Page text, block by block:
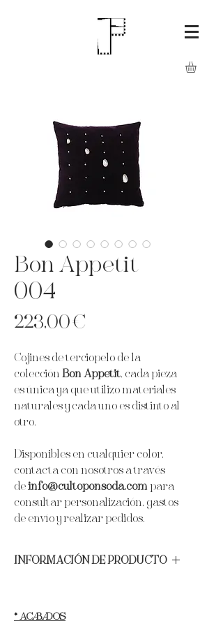
Bon Appetit
004
223,00 €
Cojines de terciopelo de la
colección Bon Appetit, cada pieza
es única ya que utilizo materiales
naturales y cada uno es distinto al
otro.
Disponibles en cualquier color,
contacta con nosotros a través
deinfo@cultoponsoda.com para
consultar personalización, gastos
de envío y realizar pedidos.
INFORMACIÓN DE PRODUCTO
conchas marinas.
* ACABADOS